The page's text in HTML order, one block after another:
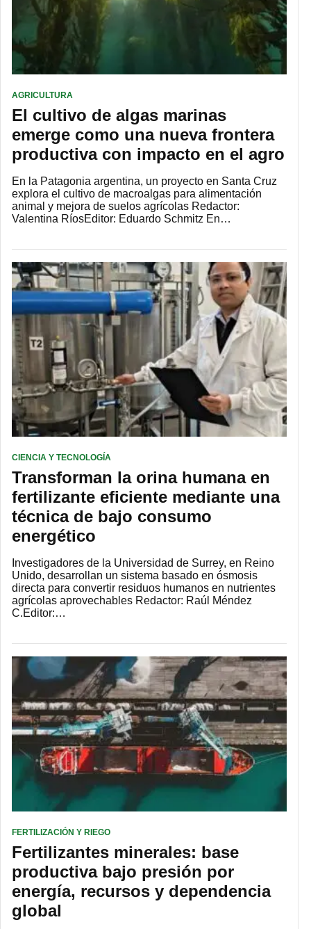
AGRICULTURA
El cultivo de algas marinas
emerge como una nueva frontera
productiva con impacto en el agro
En la Patagonia argentina, un proyecto en Santa Cruz
explora el cultivo de macroalgas para alimentación
animal y mejora de suelos agrícolas Redactor:
Valentina RíosEditor: Eduardo Schmitz En…
CIENCIA Y TECNOLOGÍA
Transforman la orina humana en
fertilizante eficiente mediante una
técnica de bajo consumo
energético
Investigadores de la Universidad de Surrey, en Reino
Unido, desarrollan un sistema basado en ósmosis
directa para convertir residuos humanos en nutrientes
agrícolas aprovechables Redactor: Raúl Méndez
C.Editor:…
FERTILIZACIÓN Y RIEGO
Fertilizantes minerales: base
productiva bajo presión por
energía, recursos y dependencia
global